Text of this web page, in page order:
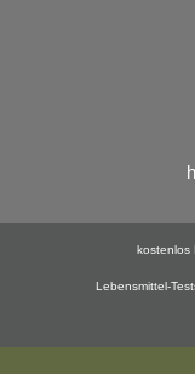
kostenlos
Lebensmittel-